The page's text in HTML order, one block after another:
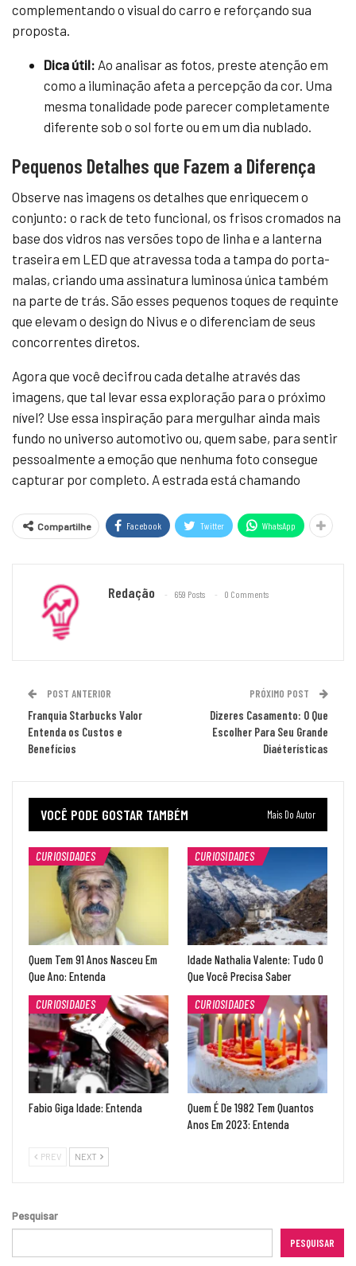
complementando o visual do carro e reforçando sua
proposta.
Dica útil: Ao analisar as fotos, preste atenção em
como a iluminação afeta a percepção da cor. Uma
mesma tonalidade pode parecer completamente
diferente sob o sol forte ou em um dia nublado.
Pequenos Detalhes que Fazem a Diferença
Observe nas imagens os detalhes que enriquecem o
conjunto: o rack de teto funcional, os frisos cromados na
base dos vidros nas versões topo de linha e a lanterna
traseira em LED que atravessa toda a tampa do porta-
malas, criando uma assinatura luminosa única também
na parte de trás. São esses pequenos toques de requinte
que elevam o design do Nivus e o diferenciam de seus
concorrentes diretos.
Agora que você decifrou cada detalhe através das
imagens, que tal levar essa exploração para o próximo
nível? Use essa inspiração para mergulhar ainda mais
fundo no universo automotivo ou, quem sabe, para sentir
pessoalmente a emoção que nenhuma foto consegue
capturar por completo. A estrada está chamando
Compartilhe Facebook Twitter WhatsApp
Redação 659 Posts 0 Comments
POST ANTERIOR
Franquia Starbucks Valor
Entenda os Custos e
Benefícios
PRÓXIMO POST
Dizeres Casamento: O Que
Escolher Para Seu Grande
Diaéterísticas
VOCÊ PODE GOSTAR TAMBÉM Mais Do Autor
CURIOSIDADES
Quem Tem 91 Anos Nasceu Em
Que Ano: Entenda
CURIOSIDADES
Idade Nathalia Valente: Tudo O
Que Você Precisa Saber
CURIOSIDADES
Fabio Giga Idade: Entenda
CURIOSIDADES
Quem É De 1982 Tem Quantos
Anos Em 2023: Entenda
PREV NEXT
Pesquisar
PESQUISAR